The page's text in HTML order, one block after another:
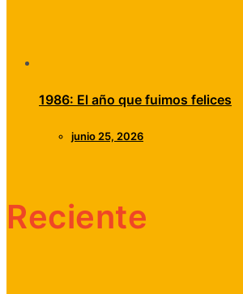
1986: El año que fuimos felices
junio 25, 2026
Reciente